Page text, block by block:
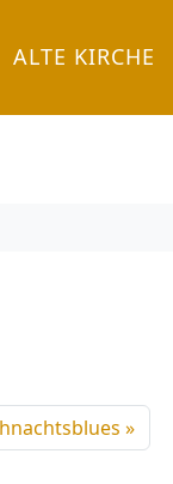
ALTE KIRCHE